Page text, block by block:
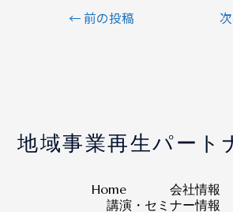
← 前の投稿
地域事業再生パート
Home 会社情報
講演・セミナー情報